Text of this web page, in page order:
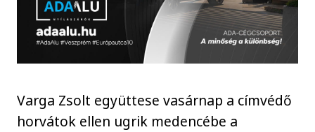
Varga Zsolt együttese vasárnap a címvédő
horvátok ellen ugrik medencébe a